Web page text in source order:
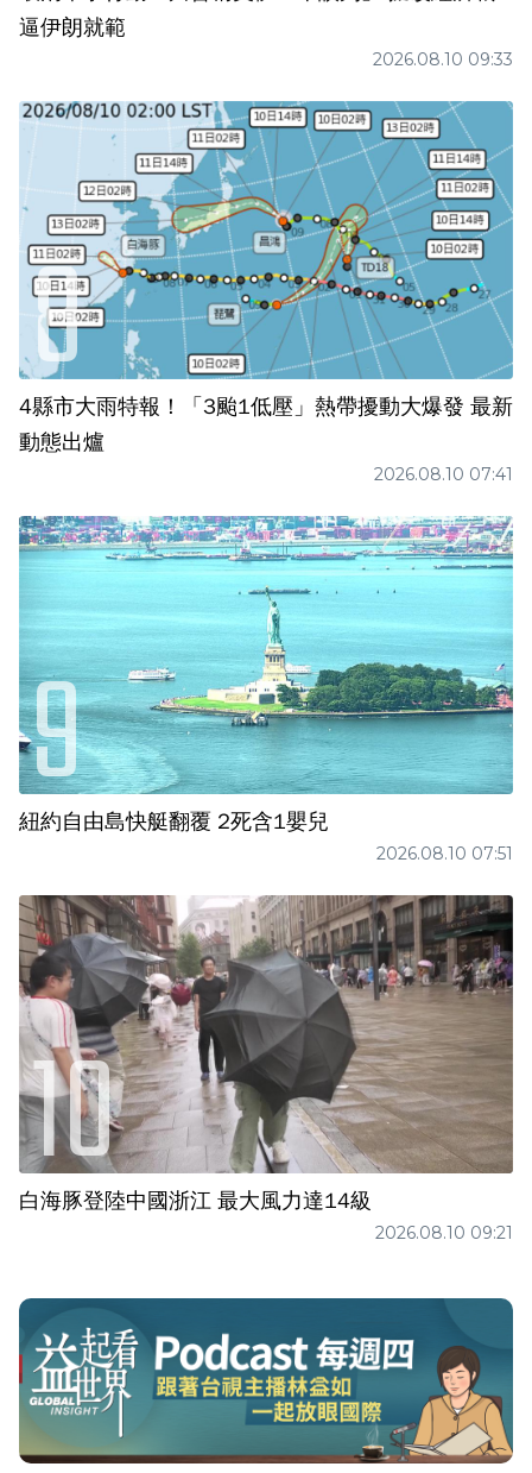
逼伊朗就範
2026.08.10 09:33
4縣市大雨特報！「3颱1低壓」熱帶擾動大爆發 最新
動態出爐
2026.08.10 07:41
紐約自由島快艇翻覆 2死含1嬰兒
2026.08.10 07:51
白海豚登陸中國浙江 最大風力達14級
2026.08.10 09:21